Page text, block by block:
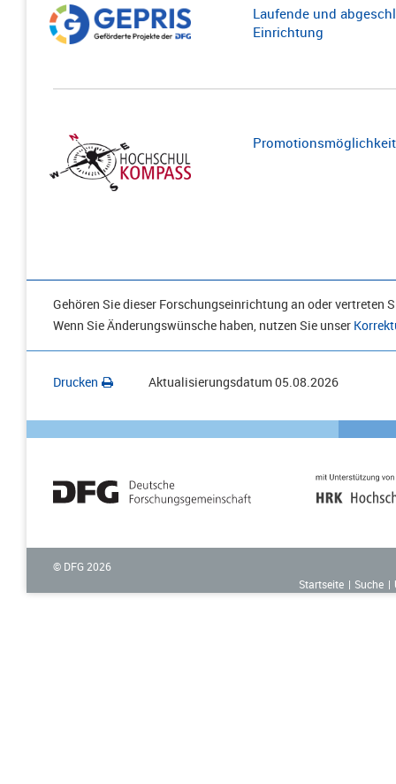
Laufende und
Einrichtung
Gehören Sie dieser Forschungseinrichtung an oder vertreten
Wenn Sie Änderungswünsche haben, nutzen Sie unser
Drucken Aktualisierungsdatum05.08.2026
© DFG 2026
Startseite
Suche